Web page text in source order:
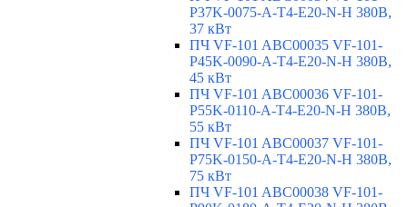
P37K-0075-A-T4-E20-N-H 380В,
37 кВт
ПЧ VF-101 ABC00035 VF-101-
P45K-0090-A-T4-E20-N-H 380В,
45 кВт
ПЧ VF-101 ABC00036 VF-101-
P55K-0110-A-T4-E20-N-H 380В,
55 кВт
ПЧ VF-101 ABC00037 VF-101-
P75K-0150-A-T4-E20-N-H 380В,
75 кВт
ПЧ VF-101 ABC00038 VF-101-